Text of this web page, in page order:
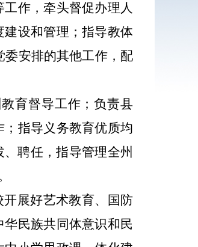
作，牵头督促办理人
设和管理；指导教体
委安排的其他工作，配
育督导工作；负责县
；指导义务教育优质均
聘任，指导管理全州
展好艺术教育、国防
民族共同体意识和民